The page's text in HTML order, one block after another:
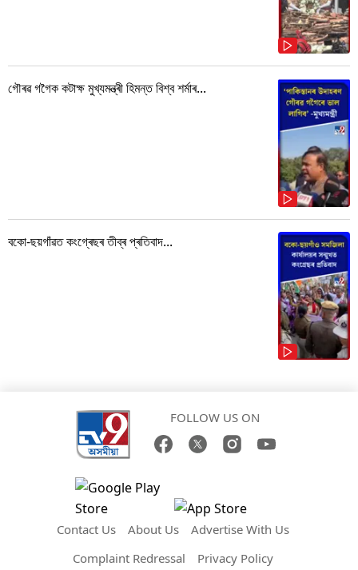
গৌৰৱ গগৈক কটাক্ষ মুখ্যমন্ত্ৰী হিমন্ত বিশ্ব শৰ্মাৰ...
বকো-ছয়গাঁৱত কংগ্ৰেছৰ তীব্ৰ প্ৰতিবাদ...
FOLLOW US ON
Contact Us About Us
Advertise With Us
Complaint Redressal
Privacy Policy